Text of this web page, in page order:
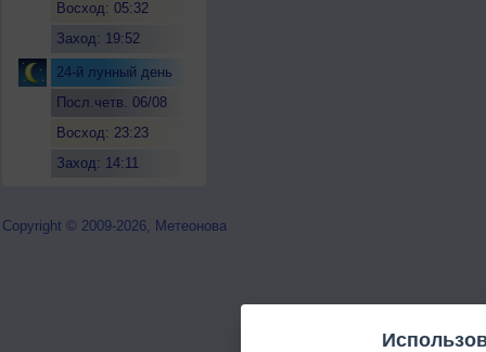
Восход: 05:32
Заход: 19:52
24-й лунный день
Посл.четв. 06/08
Восход: 23:23
Заход: 14:11
Copyright © 2009-2026, Метеонова